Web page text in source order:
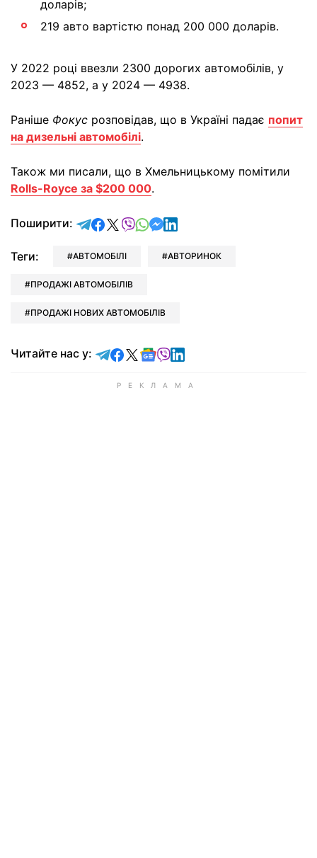
доларів;
219 авто вартістю понад 200 000 доларів.
У 2022 році ввезли 2300 дорогих автомобілів, у
2023 — 4852, а у 2024 — 4938.
Раніше Фокус розповідав, що в Україні падає попит
на дизельні автомобілі.
Також ми писали, що в Хмельницькому помітили
Rolls-Royce за $200 000.
Поширити: відправити у Telegram
поділитись у Facebook
поділитись у X
відправити у Viber
відправити у Whatsapp
відправити у Messenger
відправити у LinkedIn
Теги: АВТОМОБІЛІ АВТОРИНОК
ПРОДАЖІ АВТОМОБІЛІВ
ПРОДАЖІ НОВИХ АВТОМОБІЛІВ
Читайте нас у: Читайте у Telegram
Читайте у Facebook
Читайте у X
Читайте у Google news
Читайте у Viber
Читайте у LinkedIn